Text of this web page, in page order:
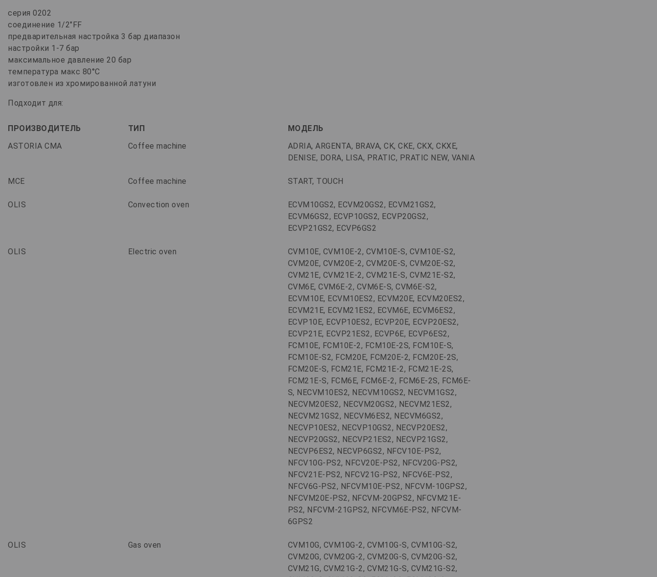
серия 0202
соединение 1/2"FF
предварительная настройка 3 бар диапазон
настройки 1-7 бар
максимальное давление 20 бар
температура макс 80°C
изготовлен из хромированной латуни
Подходит для:
ПРОИЗВОДИТЕЛЬ ТИП
МОДЕЛЬ
ASTORIA CMA
Coffee machine
ADRIA, ARGENTA, BRAVA, CK, CKE, CKX, CKXE,
DENISE, DORA, LISA, PRATIC, PRATIC NEW, VANIA
MCE Coffee machine START, TOUCH
OLIS Convection oven
ECVM10GS2, ECVM20GS2, ECVM21GS2,
ECVM6GS2, ECVP10GS2, ECVP20GS2,
ECVP21GS2, ECVP6GS2
OLIS Electric oven
CVM10E, CVM10E-2, CVM10E-S, CVM10E-S2,
CVM20E, CVM20E-2, CVM20E-S, CVM20E-S2,
CVM21E, CVM21E-2, CVM21E-S, CVM21E-S2,
CVM6E, CVM6E-2, CVM6E-S, CVM6E-S2,
ECVM10E, ECVM10ES2, ECVM20E, ECVM20ES2,
ECVM21E, ECVM21ES2, ECVM6E, ECVM6ES2,
ECVP10E, ECVP10ES2, ECVP20E, ECVP20ES2,
ECVP21E, ECVP21ES2, ECVP6E, ECVP6ES2,
FCM10E, FCM10E-2, FCM10E-2S, FCM10E-S,
FCM10E-S2, FCM20E, FCM20E-2, FCM20E-2S,
FCM20E-S, FCM21E, FCM21E-2, FCM21E-2S,
FCM21E-S, FCM6E, FCM6E-2, FCM6E-2S, FCM6E-
S, NECVM10ES2, NECVM10GS2, NECVM1GS2,
NECVM20ES2, NECVM20GS2, NECVM21ES2,
NECVM21GS2, NECVM6ES2, NECVM6GS2,
NECVP10ES2, NECVP10GS2, NECVP20ES2,
NECVP20GS2, NECVP21ES2, NECVP21GS2,
NECVP6ES2, NECVP6GS2, NFCV10E-PS2,
NFCV10G-PS2, NFCV20E-PS2, NFCV20G-PS2,
NFCV21E-PS2, NFCV21G-PS2, NFCV6E-PS2,
NFCV6G-PS2, NFCVM10E-PS2, NFCVM-10GPS2,
NFCVM20E-PS2, NFCVM-20GPS2, NFCVM21E-
PS2, NFCVM-21GPS2, NFCVM6E-PS2, NFCVM-
6GPS2
OLIS Gas oven
CVM10G, CVM10G-2, CVM10G-S, CVM10G-S2,
CVM20G, CVM20G-2, CVM20G-S, CVM20G-S2,
CVM21G, CVM21G-2, CVM21G-S, CVM21G-S2,